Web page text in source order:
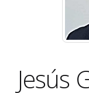
Jesús